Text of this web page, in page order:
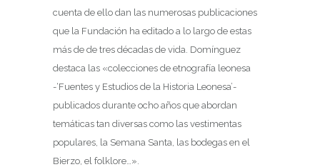
cuenta de ello dan las numerosas publicaciones
que la Fundación ha editado a lo largo de estas
más de de tres décadas de vida. Domínguez
destaca las «colecciones de etnografía leonesa
-‘Fuentes y Estudios de la Historia Leonesa’-
publicados durante ocho años que abordan
temáticas tan diversas como las vestimentas
populares, la Semana Santa, las bodegas en el
Bierzo, el folklore…».